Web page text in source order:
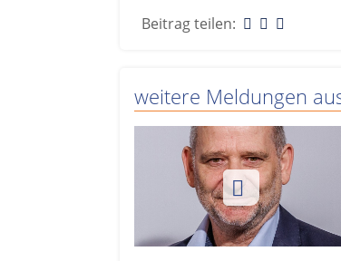
Beitrag teilen:
weitere Meldungen